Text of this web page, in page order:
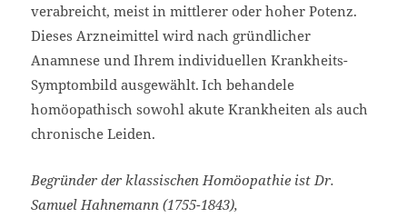
verabreicht, meist in mittlerer oder hoher Potenz.
Dieses Arzneimittel wird nach gründlicher
Anamnese und Ihrem individuellen Krankheits-
Symptombild ausgewählt. Ich behandele
homöopathisch sowohl akute Krankheiten als auch
chronische Leiden.
Begründer der klassischen Homöopathie ist Dr.
Samuel Hahnemann (1755-1843),